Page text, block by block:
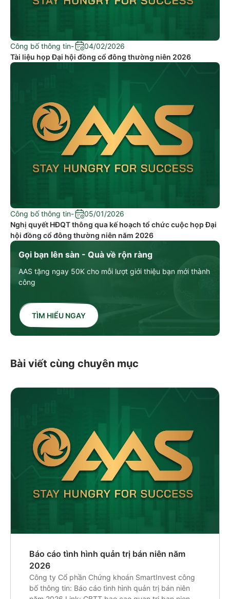
Gọi bạn lên sàn - Quà về rộn ràng
AAS tặng ngay 50K cho mỗi lượt giới thiệu bạn mới thành
công
TÌM HIỂU NGAY
Công bố thông tin-
04/02/2026
Tài liệu họp Đại hội đồng cổ đông thường niên 2026
Công bố thông tin-
05/01/2026
Nghị quyết HĐQT thông qua kế hoạch tổ chức cuộc họp Đại
hội đồng cổ đông thường niên năm 2026
Bài viết cùng chuyên mục
Báo cáo tình hình quản trị bán niên năm
2026
Công ty Cổ phần Chứng khoán SmartInvest công
bố thông tin: Báo cáo tình hình quản trị bán niên